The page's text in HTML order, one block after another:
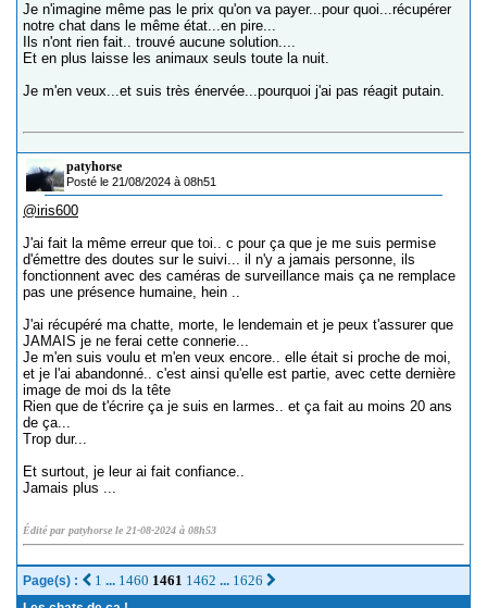
Je n'imagine même pas le prix qu'on va payer...pour quoi...récupérer
notre chat dans le même état...en pire...
Ils n'ont rien fait.. trouvé aucune solution....
Et en plus laisse les animaux seuls toute la nuit.
Je m'en veux...et suis très énervée...pourquoi j'ai pas réagit putain.
patyhorse
Posté le 21/08/2024 à 08h51
@iris600
J'ai fait la même erreur que toi.. c pour ça que je me suis permise
d'émettre des doutes sur le suivi... il n'y a jamais personne, ils
fonctionnent avec des caméras de surveillance mais ça ne remplace
pas une présence humaine, hein ..
J'ai récupéré ma chatte, morte, le lendemain et je peux t'assurer que
JAMAIS je ne ferai cette connerie...
Je m'en suis voulu et m'en veux encore.. elle était si proche de moi,
et je l'ai abandonné.. c'est ainsi qu'elle est partie, avec cette dernière
image de moi ds la tête
Rien que de t'écrire ça je suis en larmes.. et ça fait au moins 20 ans
de ça...
Trop dur...
Et surtout, je leur ai fait confiance..
Jamais plus ...
Édité par patyhorse le 21-08-2024 à 08h53
Page(s) : 1 ... 1460 1461 1462 ... 1626